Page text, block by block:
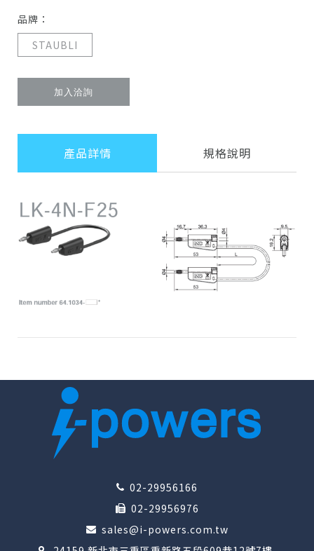
品牌：
STAUBLI
加入洽詢
產品詳情 規格說明
02-29956166
02-29956976
sales@i-powers.com.tw